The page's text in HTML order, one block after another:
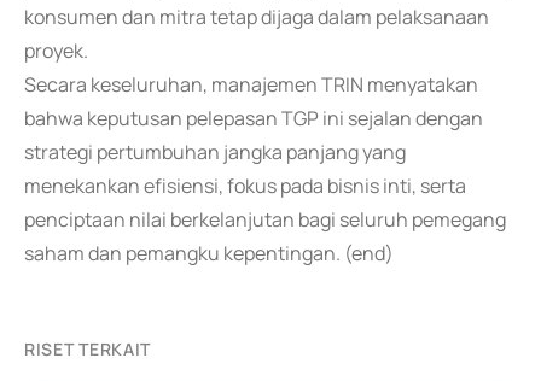
konsumen dan mitra tetap dijaga dalam pelaksanaan
proyek.
Secara keseluruhan, manajemen TRIN menyatakan
bahwa keputusan pelepasan TGP ini sejalan dengan
strategi pertumbuhan jangka panjang yang
menekankan efisiensi, fokus pada bisnis inti, serta
penciptaan nilai berkelanjutan bagi seluruh pemegang
saham dan pemangku kepentingan. (end)
RISET TERKAIT